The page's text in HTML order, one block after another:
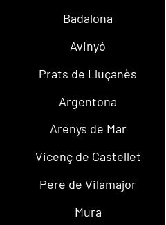
Badalona
Avinyó
Prats de Lluçanès
Argentona
Arenys de Mar
Vicenç de Castellet
Pere de Vilamajor
Mura